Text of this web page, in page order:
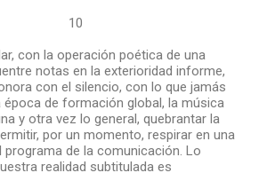
10
con la operación poética de una
notas en la exterioridad informe,
con el silencio, con lo que jamás
época de formación global, la música
y otra vez lo general, quebrantar la
por un momento, respirar en una
programa de la comunicación. Lo
realidad subtitulada es